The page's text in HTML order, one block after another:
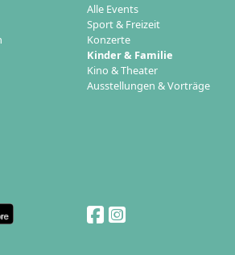
Alle Events
Sport & Freizeit
Konzerte
Kinder & Familie
Kino & Theater
Ausstellungen & Vorträge